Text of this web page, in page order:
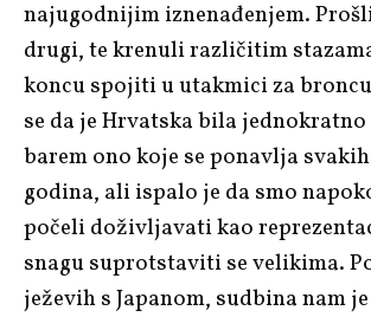
najugodnijim iznenađenjem.
drugi, te krenuli različitim
koncu spojiti u utakmici za
se da je Hrvatska bila
barem ono koje se ponavlja
godina, ali ispalo je da smo
počeli doživljavati kao
snagu suprotstaviti se velikima.
ježevih s Japanom, sudbina nam